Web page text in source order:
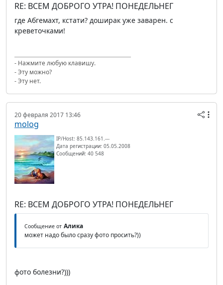
RE: ВСЕМ ДОБРОГО УТРА! ПОНЕДЕЛЬНЕГ
где Абгемахт, кстати? доширак уже заварен. с
креветочками!
- Нажмите любую клавишу.
- Эту можно?
- Эту нет.
20 февраля 2017 13:46
molog
IP/Host: 85.143.161.---
Дата регистрации: 05.05.2008
Сообщений: 40 548
RE: ВСЕМ ДОБРОГО УТРА! ПОНЕДЕЛЬНЕГ
Сообщение от Алика
может надо было сразу фото просить?))
фото болезни?)))